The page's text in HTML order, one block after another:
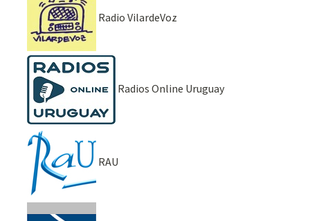
Radio VilardeVoz
Radios Online Uruguay
RAU